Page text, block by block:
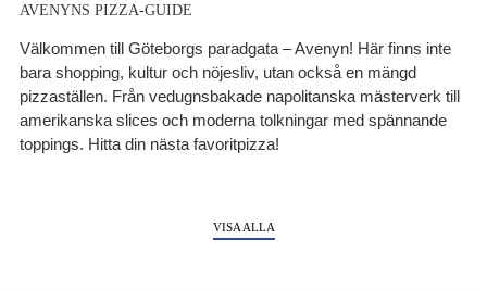
AVENYNS PIZZA-GUIDE
Välkommen till Göteborgs paradgata – Avenyn! Här finns inte
bara shopping, kultur och nöjesliv, utan också en mängd
pizzaställen. Från vedugnsbakade napolitanska mästerverk till
amerikanska slices och moderna tolkningar med spännande
toppings. Hitta din nästa favoritpizza!
VISA ALLA